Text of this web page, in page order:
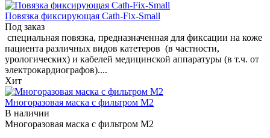
Повязка фиксирующая Cath-Fix-Small
Под заказ
специальная повязка, предназначенная для фиксации на коже
пациента различных видов катетеров (в частности,
урологических) и кабелей медицинской аппаратуры (в т.ч. от
электрокардиографов)....
Хит
Многоразовая маска с фильтром М2
В наличии
Многоразовая маска с фильтром М2